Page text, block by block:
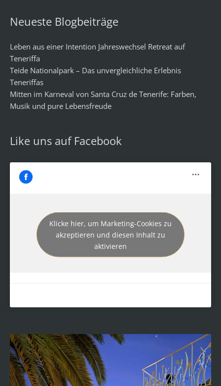
Neueste Blogbeiträge
Leben aus einer Intention Jahreswechsel Retreat auf
Teneriffa
Teide Nationalpark – Das unvergleichliche Erlebnis
Teneriffas
Mitten im Karneval von Santa Cruz de Tenerife: Farben,
Musik und pure Lebensfreude
Like uns auf Facebook
Klicke hier, um Marketing-Cookies zu
akzeptieren und diesen Inhalt zu
aktivieren